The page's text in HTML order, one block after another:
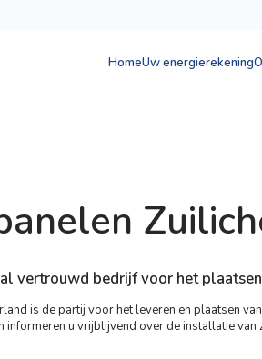
HomeUw energierekening
vertrouwd bedrijf voor het
is de partij voor het leveren en plaatsen
informeren u vrijblijvend over de installatie